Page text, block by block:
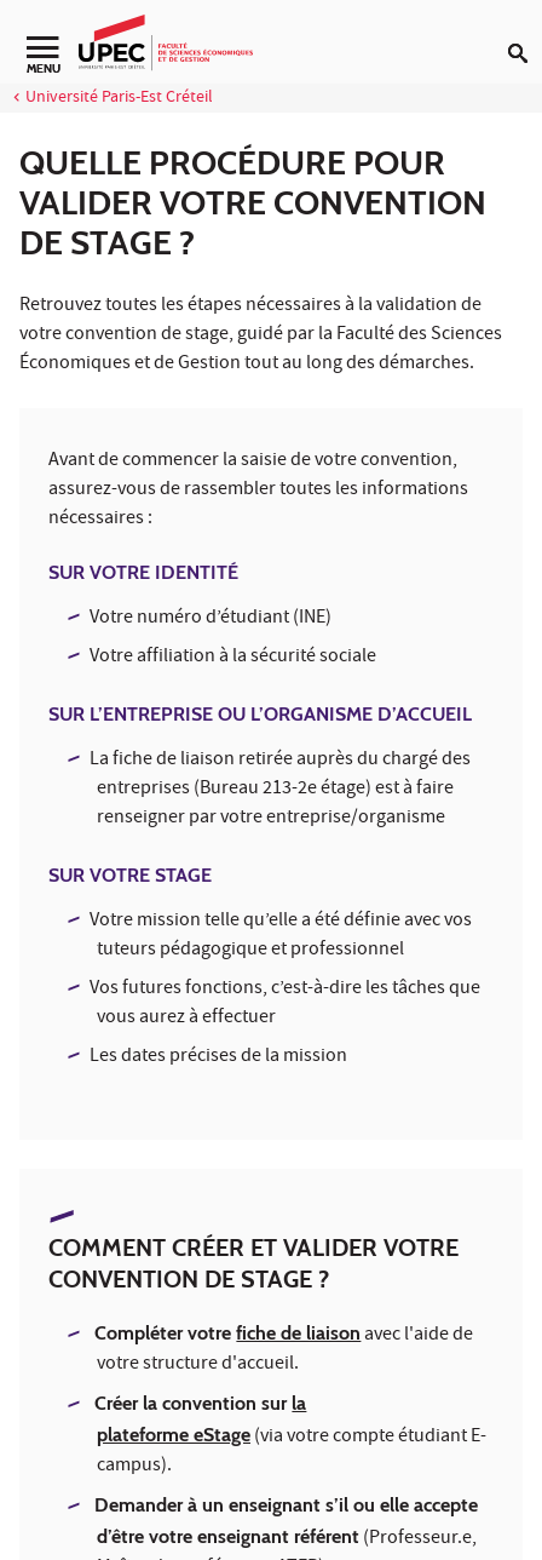
Aller au contenu
Navigation secondaire
MENU
Université Paris-Est Créteil
QUELLE PROCÉDURE POUR
VALIDER VOTRE CONVENTION
DE STAGE ?
Retrouvez toutes les étapes nécessaires à la validation de
votre convention de stage, guidé par la Faculté des Sciences
Économiques et de Gestion tout au long des démarches.
Avant de commencer la saisie de votre convention,
assurez-vous de rassembler toutes les informations
nécessaires :
SUR VOTRE IDENTITÉ
Votre numéro d’étudiant (INE)
Votre affiliation à la sécurité sociale
SUR L’ENTREPRISE OU L’ORGANISME D’ACCUEIL
La fiche de liaison retirée auprès du chargé des
entreprises (Bureau 213-2e étage) est à faire
renseigner par votre entreprise/organisme
SUR VOTRE STAGE
Votre mission telle qu’elle a été définie avec vos
tuteurs pédagogique et professionnel
Vos futures fonctions, c’est-à-dire les tâches que
vous aurez à effectuer
Les dates précises de la mission
COMMENT CRÉER ET VALIDER VOTRE
CONVENTION DE STAGE ?
Compléter votrefiche de liaisonavec l'aide de
votre structure d'accueil.
Créer la convention sur la
plateforme eStage (via votre compte étudiant E-
campus).
Demander à un enseignant s’il ou elle accepte
d’être votre enseignant référent (Professeur.e,